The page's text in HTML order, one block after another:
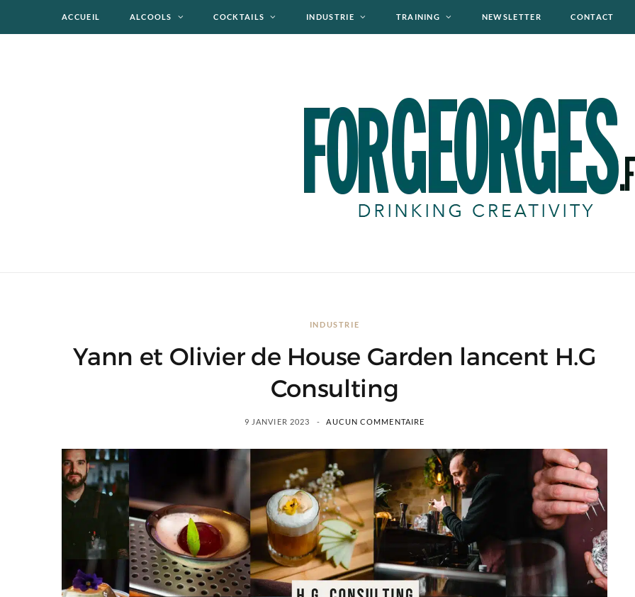
ACCUEIL ALCOOLS COCKTAILS INDUSTRIE TRAINING NEWSLETTER CONTACT
INDUSTRIE
Yann et Olivier de House Garden lancent H.G
Consulting
9 JANVIER 2023 AUCUN COMMENTAIRE